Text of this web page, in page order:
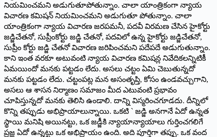
నియమించమని అడుగుతూపోతున్నాం. చాలా యాంత్రికంగా న్యాయ
విచారణ కమిషన్‌ నియమించమని అడుగుతూ పోతున్నాం. చాలా
యాంత్రికంగా న్యాయ విచారణ జరపమనీ, పదవీ విరమణ చేసిన హైకోర్టు
జడ్జిచేతనో, సుప్రీంకోర్టు జడ్జి చేతనో, పదవిలో ఉన్న హైకోర్టు జడ్జిచేతనో,
సుప్రీం కోర్టు జడ్జి చేతనో విచారణ జరిపించమని పదేపదే అడుగుతున్నాం.
కాని ఇంత వరకూ అటువంటి న్యాయ విచారణ కమిషన్ల నివేదికలన్నిటికీ
ఏమయిందో మనకు పట్టడం లేదు. అసలు చట్టం ఏమి చెబుతున్నదో
మనకు పట్టడం లేదు. చట్టంపట్ల మన అసంతృప్తి, కోసం ఉండవచ్చుగాని,
అసలు ఆ శాసన నిర్మాణం సమాజం మీద ఎటువంటి ప్రభావం
చూపిస్తున్నదో మనకు తెలిసి ఉండాలి. దాన్ని విస్మరించగూడదు. దీన్నిలో
కొన్ని తప్పుడు అభిప్రాయాలున్నాయి. ఒకటి ` జడ్జి అనగానే ఏదో ఉన్నత
స్థాయి మనిషి అయి­నట్టు, ఒక జడ్జీకి న్యాయాన్యాయాలు గుర్తించగలిగే
ప్రజ్ఞ ఏదో ఉన్నట్టు ఒక అభిప్రాయం ఉంది. అది పూర్తిగా తప్పు. ఒక వంద